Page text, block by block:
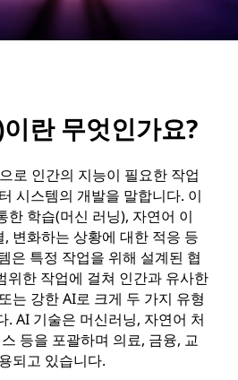
란 무엇인가요?
로 인간의 지능이 필요한 작업
시스템의 개발을 말합니다. 이
한 학습(머신 러닝), 자연어 이
변화하는 상황에 대한 적응 등
은 특정 작업을 위해 설계된 협
위한 작업에 걸쳐 인간과 유사한
는 강한 AI로 크게 두 가지 유형
. AI 기술은 머신러닝, 자연어 처
등을 포괄하며 의료, 금융, 교
되고 있습니다.